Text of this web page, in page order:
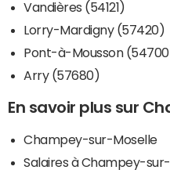
Vandières (54121)
Lorry-Mardigny (57420)
Pont-à-Mousson
Arry (57680)
En savoir plus sur
Champey-sur-Moselle
Salaires à Champey-